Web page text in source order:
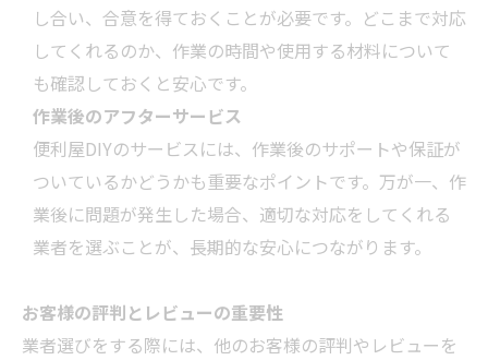
し合い、合意を得ておくことが必要です。どこまで対応
してくれるのか、作業の時間や使用する材料について
も確認しておくと安心です。
作業後のアフターサービス
便利屋DIYのサービスには、作業後のサポートや保証が
ついているかどうかも重要なポイントです。万が一、作
業後に問題が発生した場合、適切な対応をしてくれる
業者を選ぶことが、長期的な安心につながります。
お客様の評判とレビューの重要性
業者選びをする際には、他のお客様の評判やレビューを